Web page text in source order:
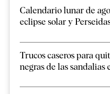
Calendario lunar de
eclipse solar y
Trucos caseros para
negras de las sandalias